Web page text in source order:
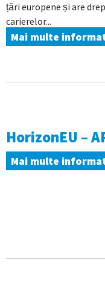
țări europene și are
carierelor...
Mai multe
HorizonEU –
Mai multe